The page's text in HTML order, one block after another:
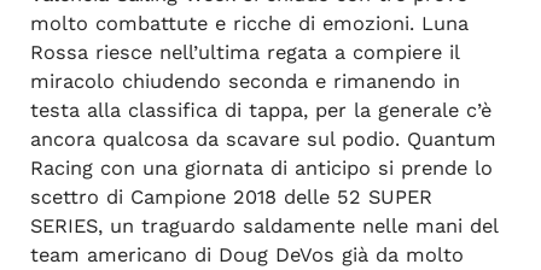
molto combattute e ricche di emozioni. Luna
Rossa riesce nell’ultima regata a compiere il
miracolo chiudendo seconda e rimanendo in
testa alla classifica di tappa, per la generale c’è
ancora qualcosa da scavare sul podio. Quantum
Racing con una giornata di anticipo si prende lo
scettro di Campione 2018 delle 52 SUPER
SERIES, un traguardo saldamente nelle mani del
team americano di Doug DeVos già da molto